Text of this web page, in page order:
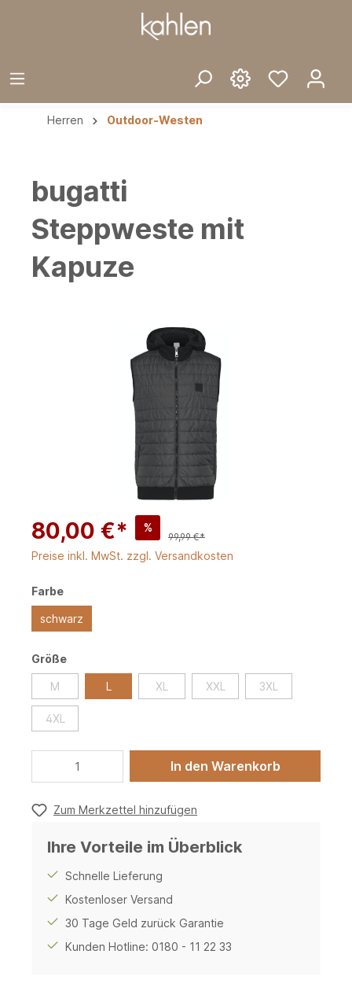
Herren Outdoor-Westen
bugatti
Steppweste mit
Kapuze
80,00 €* %
99,99 €*
Preise inkl. MwSt. zzgl. Versandkosten
Farbe
schwarz
Größe
M L XL XXL 3XL
4XL
In den Warenkorb
Zum Merkzettel hinzufügen
Ihre Vorteile im Überblick
Schnelle Lieferung
Kostenloser Versand
30 Tage Geld zurück Garantie
Kunden Hotline: 0180 - 11 22 33